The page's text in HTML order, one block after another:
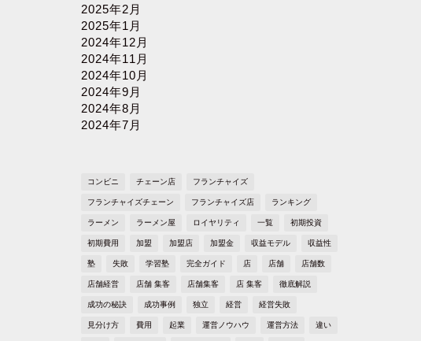
2025年2月
2025年1月
2024年12月
2024年11月
2024年10月
2024年9月
2024年8月
2024年7月
コンビニ チェーン店 フランチャイズ
フランチャイズチェーン フランチャイズ店 ランキング
ラーメン ラーメン屋 ロイヤリティ 一覧 初期投資
初期費用 加盟 加盟店 加盟金 収益モデル 収益性
塾 失敗 学習塾 完全ガイド 店 店舗 店舗数
店舗経営 店舗 集客 店舗集客 店 集客 徹底解説
成功の秘訣 成功事例 独立 経営 経営失敗
見分け方 費用 起業 運営ノウハウ 運営方法 違い